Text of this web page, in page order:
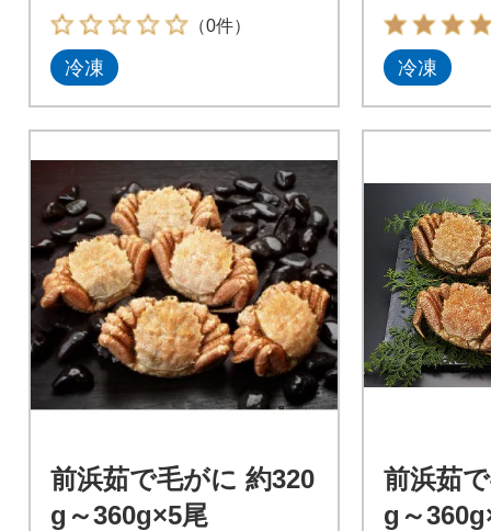
（0件）
冷凍 冷凍
前浜茹で毛がに 約320
g～360g×5尾
前浜茹
g～